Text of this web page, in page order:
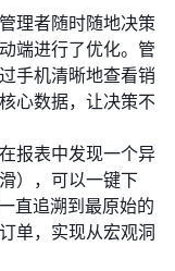
理者随时随地决策
端进行了优化。管
手机清晰地查看销
心数据，让决策不
报表中发现一个异
），可以一键下
直追溯到最原始的
单，实现从宏观洞